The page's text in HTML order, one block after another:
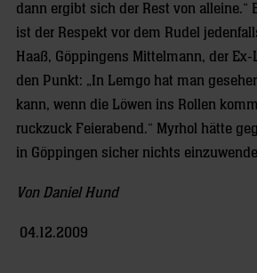
dann ergibt sich der Rest von alleine.“
ist der Respekt vor dem Rudel
Haaß, Göppingens Mittelmann, der
den Punkt: „In Lemgo hat man
kann, wenn die Löwen ins Rollen
ruckzuck Feierabend.“ Myrhol hätte
in Göppingen sicher nichts
Von Daniel Hund
04.12.2009